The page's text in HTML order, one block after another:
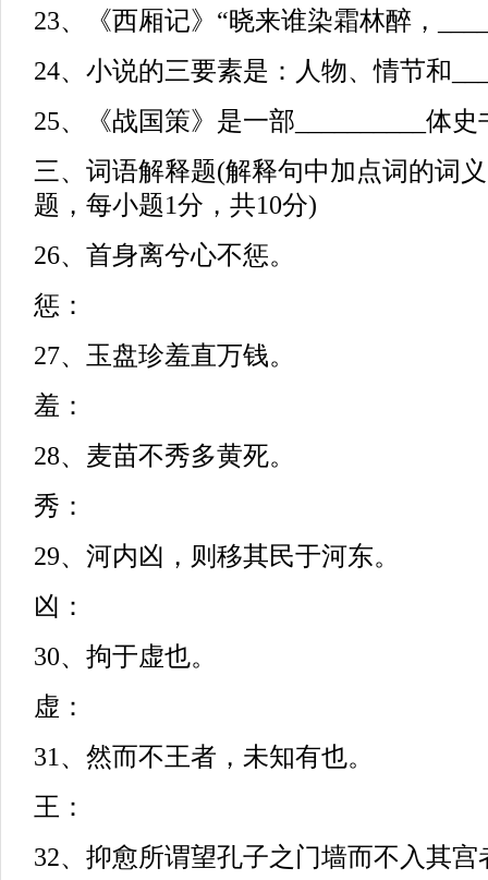
23、《西厢记》“晓来谁染霜林醉，
24、小说的三要素是：人物、情节和
25、《战国策》是一部__________体史
三、词语解释题(解释句中加点词的词
题，每小题1分，共10分)
26、首身离兮心不惩。
惩：
27、玉盘珍羞直万钱。
羞：
28、麦苗不秀多黄死。
秀：
29、河内凶，则移其民于河东。
凶：
30、拘于虚也。
虚：
31、然而不王者，未知有也。
王：
32、抑愈所谓望孔子之门墙而不入其宫